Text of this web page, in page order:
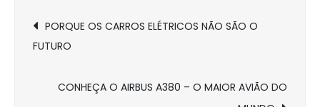
Navegação
de
Post
PORQUE OS CARROS ELÉTRICOS NÃO SÃO O
FUTURO
CONHEÇA O AIRBUS A380 – O MAIOR AVIÃO DO